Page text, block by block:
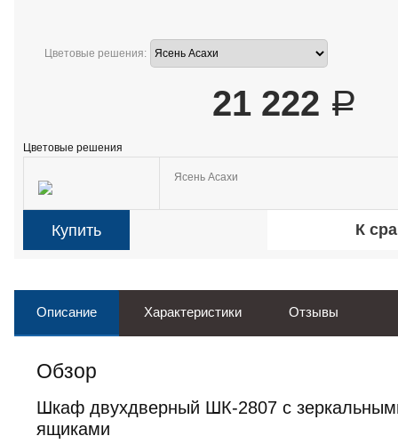
Цветовые решения:
21 222 Р
Цветовые решения
Ясень Асахи
К
Описание Характеристики Отзывы
Обзор
Шкаф двухдверный ШК-2807 с
ящиками